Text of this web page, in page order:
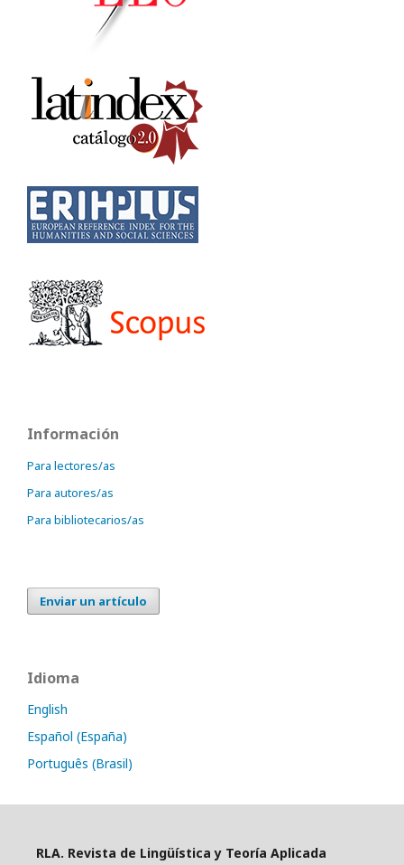
Información
Para lectores/as
Para autores/as
Para bibliotecarios/as
Enviar un artículo
Idioma
English
Español (España)
Português (Brasil)
RLA. Revista de Lingüística y Teoría Aplicada